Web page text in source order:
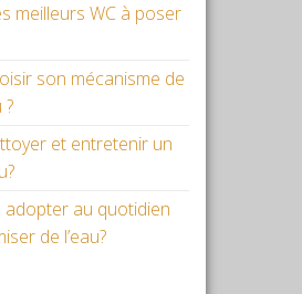
meilleurs WC à poser
son mécanisme de
et entretenir un
adopter au quotidien
de l’eau?